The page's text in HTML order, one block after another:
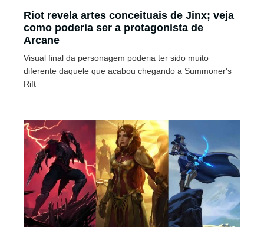
Riot revela artes conceituais de Jinx; veja
como poderia ser a protagonista de
Arcane
Visual final da personagem poderia ter sido muito
diferente daquele que acabou chegando a Summoner's
Rift